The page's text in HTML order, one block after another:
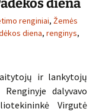
diena
renginiai, Žemės
diena, renginys,
ir lankytojų
dalyvavo
Virgutė